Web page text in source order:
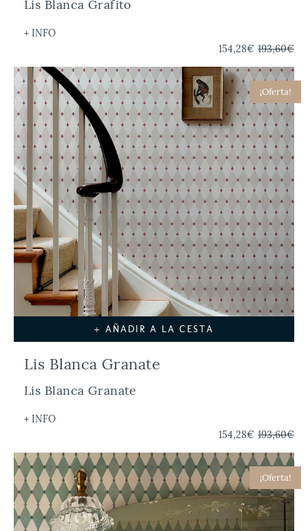
Lis Blanca Grafito
+ INFO
154,28€ 193,60€
¡Oferta!
+ AÑADIR A LA CESTA
Lis Blanca Granate
Lis Blanca Granate
+ INFO
154,28€ 193,60€
¡Oferta!